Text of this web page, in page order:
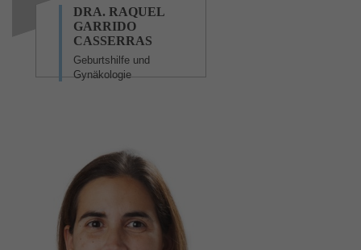
DRA. RAQUEL
GARRIDO
CASSERRAS
Geburtshilfe und
Gynäkologie